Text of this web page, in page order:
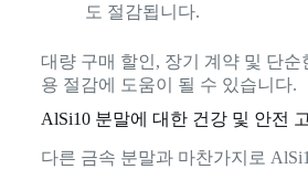
도 절감됩니다.
대량 구매 할인, 장기 계약 및 단순
용 절감에 도움이 될 수 있습니다.
AlSi10 분말에 대한 건강 및 안전
다른 금속 분말과 마찬가지로